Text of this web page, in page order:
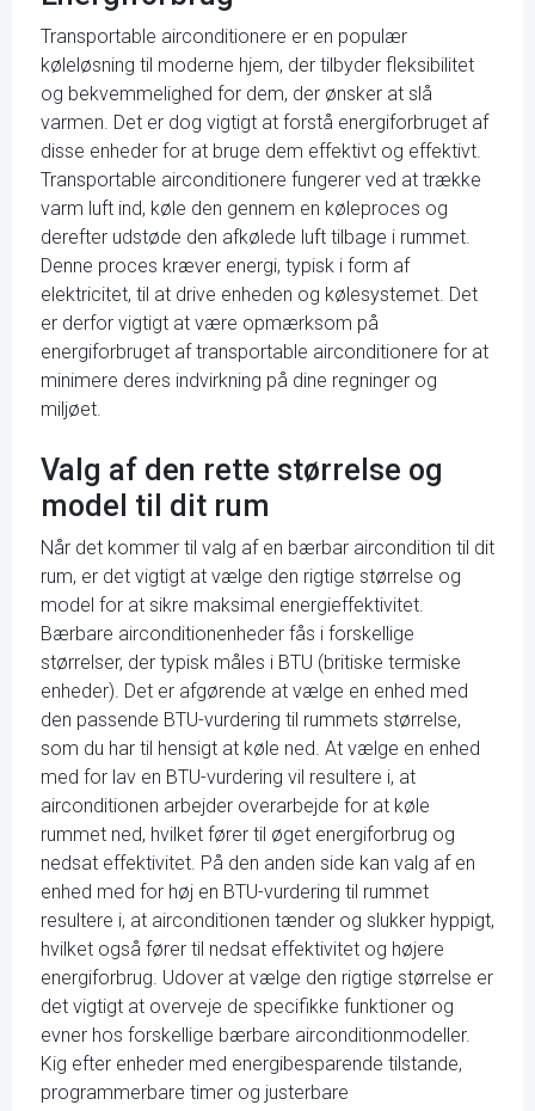
Transportable airconditionere er en populær
køleløsning til moderne hjem, der tilbyder fleksibilitet
og bekvemmelighed for dem, der ønsker at slå
varmen. Det er dog vigtigt at forstå energiforbruget af
disse enheder for at bruge dem effektivt og effektivt.
Transportable airconditionere fungerer ved at trække
varm luft ind, køle den gennem en køleproces og
derefter udstøde den afkølede luft tilbage i rummet.
Denne proces kræver energi, typisk i form af
elektricitet, til at drive enheden og kølesystemet. Det
er derfor vigtigt at være opmærksom på
energiforbruget af transportable airconditionere for at
minimere deres indvirkning på dine regninger og
miljøet.
Valg af den rette størrelse og
model til dit rum
Når det kommer til valg af en bærbar aircondition til dit
rum, er det vigtigt at vælge den rigtige størrelse og
model for at sikre maksimal energieffektivitet.
Bærbare airconditionenheder fås i forskellige
størrelser, der typisk måles i BTU (britiske termiske
enheder). Det er afgørende at vælge en enhed med
den passende BTU-vurdering til rummets størrelse,
som du har til hensigt at køle ned. At vælge en enhed
med for lav en BTU-vurdering vil resultere i, at
airconditionen arbejder overarbejde for at køle
rummet ned, hvilket fører til øget energiforbrug og
nedsat effektivitet. På den anden side kan valg af en
enhed med for høj en BTU-vurdering til rummet
resultere i, at airconditionen tænder og slukker hyppigt,
hvilket også fører til nedsat effektivitet og højere
energiforbrug. Udover at vælge den rigtige størrelse er
det vigtigt at overveje de specifikke funktioner og
evner hos forskellige bærbare airconditionmodeller.
Kig efter enheder med energibesparende tilstande,
programmerbare timer og justerbare